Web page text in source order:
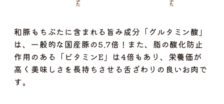
和豚もちぶたに含まれる旨み成分「グルタミン酸」
は、一般的な国産豚の5.7倍！また、脂の酸化防止
作用のある「ビタミンE」は4倍もあり、栄養価が
高く美味しさを長持ちさせる舌ざわりの良いお肉で
す。